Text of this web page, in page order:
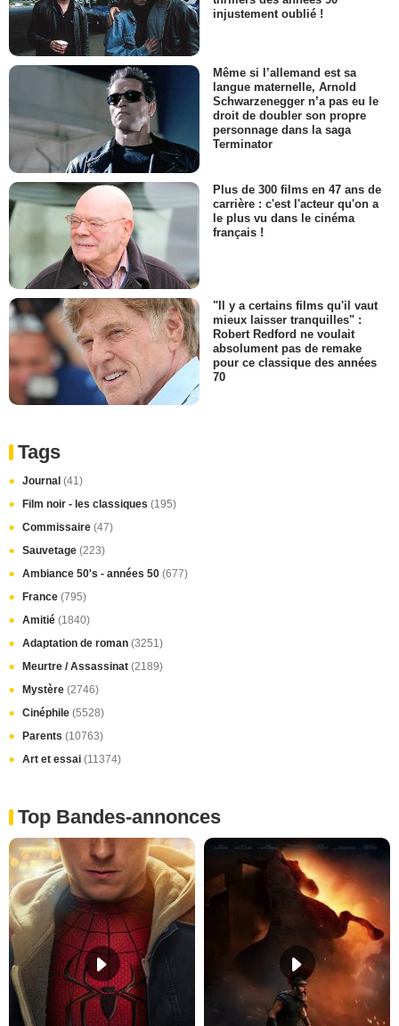
injustement oublié !
Même si l’allemand est sa
langue maternelle, Arnold
Schwarzenegger n’a pas eu le
droit de doubler son propre
personnage dans la saga
Terminator
Plus de 300 films en 47 ans de
carrière : c'est l'acteur qu'on a
le plus vu dans le cinéma
français !
"Il y a certains films qu'il vaut
mieux laisser tranquilles" :
Robert Redford ne voulait
absolument pas de remake
pour ce classique des années
70
Tags
Journal (41)
Film noir - les classiques (195)
Commissaire (47)
Sauvetage (223)
Ambiance 50's - années 50 (677)
France (795)
Amitié (1840)
Adaptation de roman (3251)
Meurtre / Assassinat (2189)
Mystère (2746)
Cinéphile (5528)
Parents (10763)
Art et essai (11374)
Top Bandes-annonces